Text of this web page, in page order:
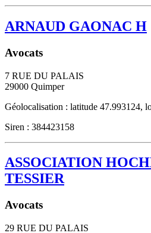
ARNAUD GAONAC H
Avocats
7 RUE DU PALAIS
29000 Quimper
Géolocalisation : latitude 47.993124,
Siren : 384423158
ASSOCIATION
TESSIER
Avocats
29 RUE DU PALAIS